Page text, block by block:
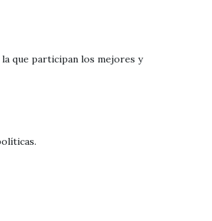
la que participan los mejores y